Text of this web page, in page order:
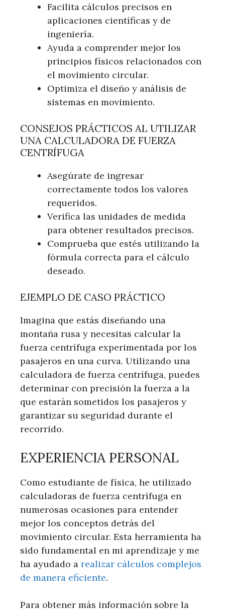
Facilita cálculos precisos en
aplicaciones científicas y de
ingeniería.
Ayuda a comprender mejor los
principios físicos relacionados con
el movimiento circular.
Optimiza el diseño y análisis de
sistemas en movimiento.
CONSEJOS PRÁCTICOS AL UTILIZAR
UNA CALCULADORA DE FUERZA
CENTRÍFUGA
Asegúrate de ingresar
correctamente todos los valores
requeridos.
Verifica las unidades de medida
para obtener resultados precisos.
Comprueba que estés utilizando la
fórmula correcta para el cálculo
deseado.
EJEMPLO DE CASO PRÁCTICO
Imagina que estás diseñando una
montaña rusa y necesitas calcular la
fuerza centrífuga experimentada por los
pasajeros en una curva. Utilizando una
calculadora de fuerza centrífuga, puedes
determinar con precisión la fuerza a la
que estarán sometidos los pasajeros y
garantizar su seguridad durante el
recorrido.
EXPERIENCIA PERSONAL
Como estudiante de física, he utilizado
calculadoras de fuerza centrífuga en
numerosas ocasiones para entender
mejor los conceptos detrás del
movimiento circular. Esta herramienta ha
sido fundamental en mi aprendizaje y me
ha ayudado a realizar cálculos complejos
de manera eficiente.
Para obtener más información sobre la